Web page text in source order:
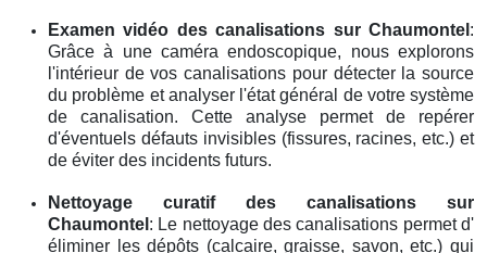
Examen vidéo des canalisations sur Chaumontel :
Grâce à une caméra endoscopique, nous explorons
l'intérieur de vos canalisations pour détecter la source
du problème et analyser l'état général de votre système
de canalisation. Cette analyse permet de repérer
d'éventuels défauts invisibles (fissures, racines, etc.) et
de éviter des incidents futurs.
Nettoyage curatif des canalisations sur
Chaumontel : Le nettoyage des canalisations permet d'
éliminer les dépôts (calcaire, graisse, savon, etc.) qui